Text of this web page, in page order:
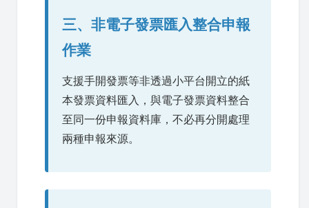
三、非電子發票匯入整合申報
作業
支援手開發票等非透過小平台開立的紙
本發票資料匯入，與電子發票資料整合
至同一份申報資料庫，不必再分開處理
兩種申報來源。